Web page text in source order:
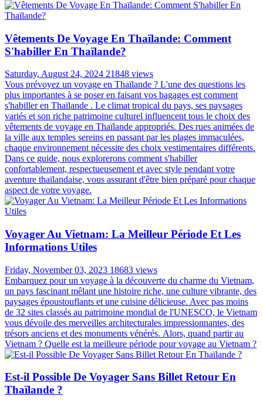
Vêtements De Voyage En Thaïlande: Comment
S'habiller En Thaïlande?
Saturday, August 24, 2024 21848 views
Vous prévoyez un voyage en Thaïlande ? L'une des questions les
plus importantes à se poser en faisant vos bagages est comment
s'habiller en Thaïlande . Le climat tropical du pays, ses paysages
variés et son riche patrimoine culturel influencent tous le choix des
vêtements de voyage en Thaïlande appropriés. Des rues animées de
la ville aux temples sereins en passant par les plages immaculées,
chaque environnement nécessite des choix vestimentaires différents.
Dans ce guide, nous explorerons comment s'habiller
confortablement, respectueusement et avec style pendant votre
aventure thaïlandaise, vous assurant d'être bien préparé pour chaque
aspect de votre voyage.
Voyager Au Vietnam: La Meilleur Période Et Les
Informations Utiles
Friday, November 03, 2023 18683 views
Embarquez pour un voyage à la découverte du charme du Vietnam,
un pays fascinant mêlant une histoire riche, une culture vibrante, des
paysages époustouflants et une cuisine délicieuse. Avec pas moins
de 32 sites classés au patrimoine mondial de l'UNESCO, le Vietnam
vous dévoile des merveilles architecturales impressionnantes, des
trésors anciens et des monuments vénérés. Alors, quand partir au
Vietnam ? Quelle est la meilleure période pour voyage au Vietnam ?
Est-il Possible De Voyager Sans Billet Retour En
Thaïlande ?